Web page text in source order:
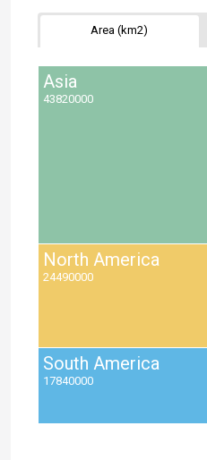
Area (km2)
Asia
43820000
North America
24490000
South America
17840000